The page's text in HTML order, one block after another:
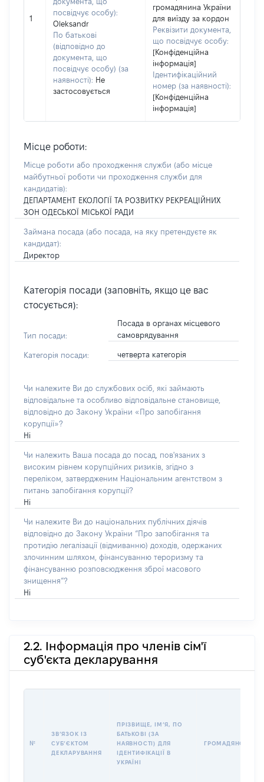
1
посвідчує особу):
Oleksandr
По батькові
(відповідно до
документа, що
посвідчує особу) (за
наявності): Не
застосовується
громадянина України
для виїзду за кордон
Реквізити документа,
що посвідчує особу:
[Конфіденційна
інформація]
Ідентифікаційний
номер (за наявності):
[Конфіденційна
інформація]
Місце роботи:
Місце роботи або проходження служби (або місце
майбутньої роботи чи проходження служби для
кандидатів):
ДЕПАРТАМЕНТ ЕКОЛОГІЇ ТА РОЗВИТКУ РЕКРЕАЦІЙНИХ
ЗОН ОДЕСЬКОЇ МІСЬКОЇ РАДИ
Займана посада (або посада, на яку претендуєте як
кандидат):
Директор
Категорія посади (заповніть, якщо це вас
стосується):
Тип посади:
Посада в органах місцевого
самоврядування
Категорія посади: четверта категорія
Чи належите Ви до службових осіб, які займають
відповідальне та особливо відповідальне становище,
відповідно до Закону України «Про запобігання
корупції»?
Ні
Чи належить Ваша посада до посад, пов'язаних з
високим рівнем корупційних ризиків, згідно з
переліком, затвердженим Національним агентством з
питань запобігання корупції?
Ні
Чи належите Ви до національних публічних діячів
відповідно до Закону України “Про запобігання та
протидію легалізації (відмиванню) доходів, одержаних
злочинним шляхом, фінансуванню тероризму та
фінансуванню розповсюдження зброї масового
знищення”?
Ні
2.2. Інформація про членів сім'ї
суб'єкта декларування
№
ЗВʼЯЗОК ІЗ
СУБʼЄКТОМ
ДЕКЛАРУВАННЯ
ПРІЗВИЩЕ, ІМʼЯ, ПО
БАТЬКОВІ (ЗА
НАЯВНОСТІ) ДЛЯ
ІДЕНТИФІКАЦІЇ В
УКРАЇНІ
ГРОМАДЯНСТВО